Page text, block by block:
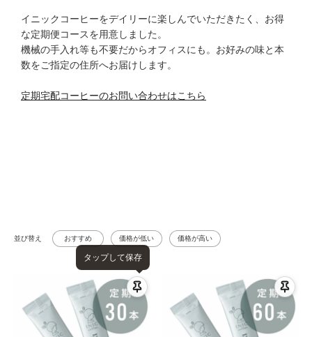
イニックコーヒーをデイリーに楽しんでいただきたく、お得
な定期便コースを用意しました。
機械の手入れ等も不要だからオフィスにも。お好みの味と本
数をご指定の住所へお届けします。
定期宅配コーヒーのお問い合わせはこちら
並び替え おすすめ 価格が低い 価格が高い
タップして保存